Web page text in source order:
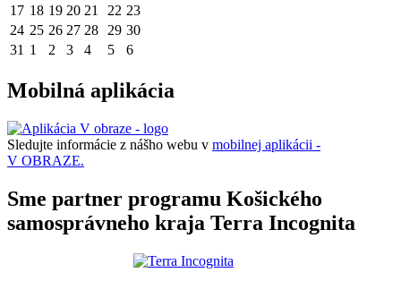
17 18 19 20 21 22 23
24 25 26 27 28 29 30
31 1 2 3 4 5 6
Mobilná aplikácia
Sledujte informácie z nášho webu v mobilnej aplikácii -
V OBRAZE.
Sme partner programu Košického
samosprávneho kraja Terra Incognita